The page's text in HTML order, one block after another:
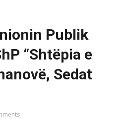
Publik
“Shtëpia e
Sedat